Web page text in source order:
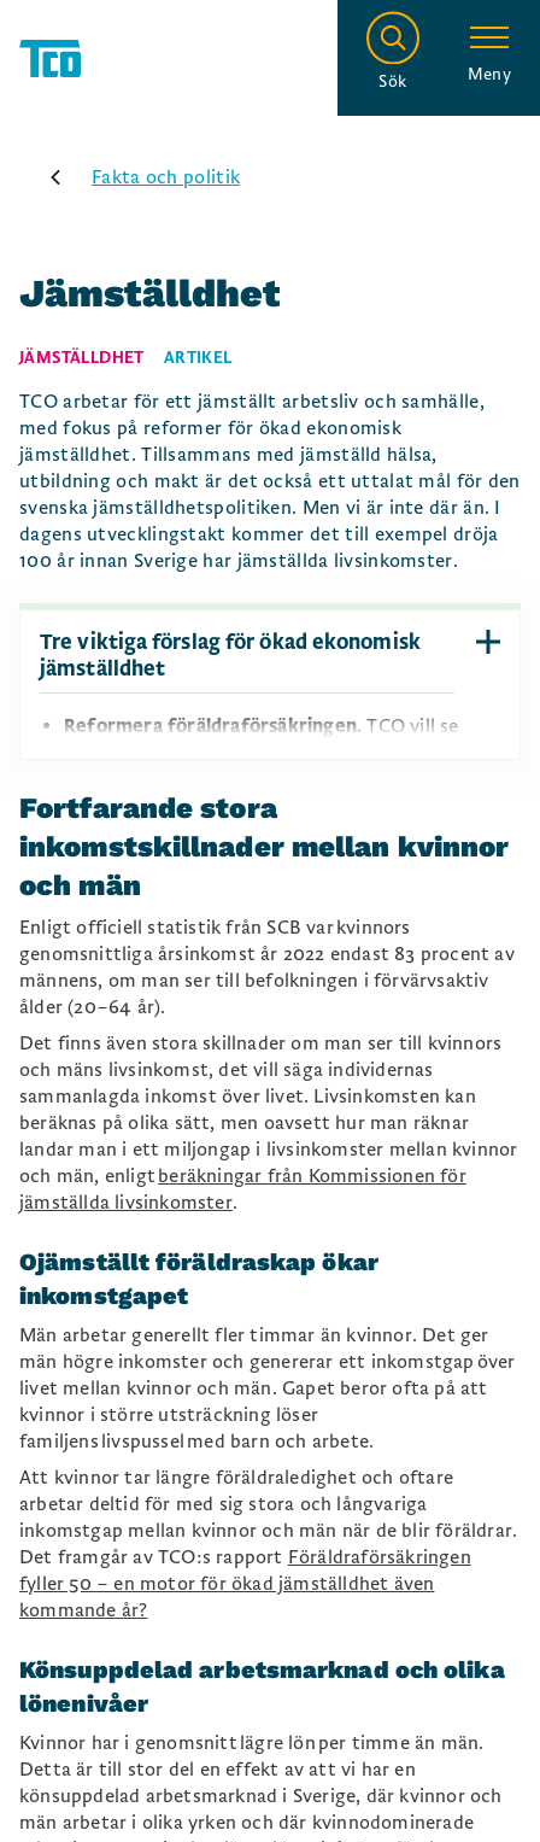
Sök Meny
Fakta och politik
Jämställdhet
JÄMSTÄLLDHET ARTIKEL
TCO arbetar för ett jämställt arbetsliv och samhälle,
med fokus på reformer för ökad ekonomisk
jämställdhet. Tillsammans med jämställd hälsa,
utbildning och makt är det också ett uttalat mål för den
svenska jämställdhetspolitiken. Men vi är inte där än. I
dagens utvecklingstakt kommer det till exempel dröja
100 år innan Sverige har jämställda livsinkomster.
Tre viktiga förslag för ökad ekonomisk
jämställdhet
Reformera föräldraförsäkringen. TCO vill se
föräldraledigheten. Det kan bland annat göras
genom en tredelning av föräldrapenningdagarna:
en tredjedel till vardera föräldern och en tredjedel
att fördela fritt.
Förbättra socialförsäkringsskyddet för gravida.
Det finns flera brister i det nuvarande systemet,
t.ex. är inkomsttaket för graviditetspenning lägre
än i andra socialförsäkringar. Dessutom kan det
sjukpenning, just för att hon är gravid.
Förbättra möjligheterna för att kvinnor ska
kunna arbeta hela livet med hälsan i behåll, även
i kvinnodominerade branscher. Det kan till
exempel handla om attstärka reglerna kring
organisatorisk och social arbetsmiljö
krävs en välfungerandesjukförsäkring
tillgång till tidiga rehabiliteringsinsatser.
Fortfarande stora
inkomstskillnader mellan kvinnor
och män
Enligt officiell statistik från SCB var kvinnors
genomsnittliga årsinkomst år 2022 endast 83 procent av
männens, om man ser till befolkningen i förvärvsaktiv
ålder (20–64 år).
Det finns även stora skillnader om man ser till kvinnors
och mäns livsinkomst, det vill säga individernas
sammanlagda inkomst över livet. Livsinkomsten kan
beräknas på olika sätt, men oavsett hur man räknar
landar man i ett miljongap i livsinkomster mellan kvinnor
och män, enligt beräkningar från Kommissionen för
jämställda livsinkomster.
Ojämställt föräldraskap ökar
inkomstgapet
Män arbetar generellt fler timmar än kvinnor. Det ger
män högre inkomster och genererar ett inkomstgap över
livet mellan kvinnor och män. Gapet beror ofta på att
kvinnor i större utsträckning löser
familjens livspussel med barn och arbete.
Att kvinnortar längre föräldraledighet och oftare
arbetar deltid för med sig stora och långvariga
inkomstgap mellan kvinnor och män när de blir föräldrar.
Det framgår av TCO:s rapport Föräldraförsäkringen
fyller 50 – en motor för ökad jämställdhet även
kommande år?
Könsuppdelad arbetsmarknad och olika
lönenivåer
Kvinnor har i genomsnitt lägre lön per timme än män.
Detta är till stor del en effekt av att vi har en
könsuppdelad arbetsmarknad i Sverige, där kvinnor och
män arbetar i olika yrken och där kvinnodominerade